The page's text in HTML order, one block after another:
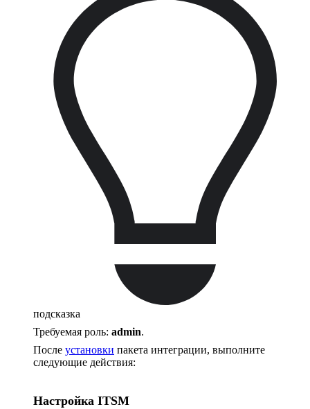
подсказка
Требуемая роль: admin.
После установки пакета интеграции, выполните
следующие действия:
Настройка ITSM